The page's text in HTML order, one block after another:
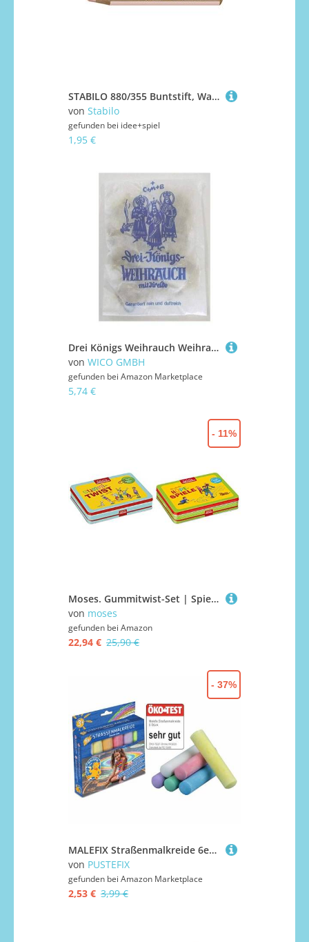
STABILO 880/355 Buntstift, Wasserfarbe & Wachsmalkreide - STABILO woody 3 in 1 - Einzelstift - apricot
von Stabilo
gefunden bei idee+spiel
1,95 €
Drei Königs Weihrauch Weihrauch BT12 15G + 1 Kreide Airgun Incense Toy für Little Kid, Toddler mit Rifle, 15G Pellets, 1 Pellet
von WICO GMBH
gefunden bei Amazon Marketplace
5,74 €
Moses. Gummitwist-Set | Spiele-Klassiker in der Metalldose | Mit Buch und Gummitwist & Die schönsten Hüpfspiele im Set | Spiele-Klassiker in der Metalldose | Mit Buch und Kreide
von moses
gefunden bei Amazon
22,94 € 25,90 €
- 11%
MALEFIX Straßenmalkreide 6er Packung I Malkreide für Kinder und Erwachsene I Vielfalt an Farben I Leuchtend und Kräftig I Wasserlösliche und hochwertige Kreide von Pustefix I für Straße u. Hof
von PUSTEFIX
gefunden bei Amazon Marketplace
2,53 € 3,99 €
- 37%